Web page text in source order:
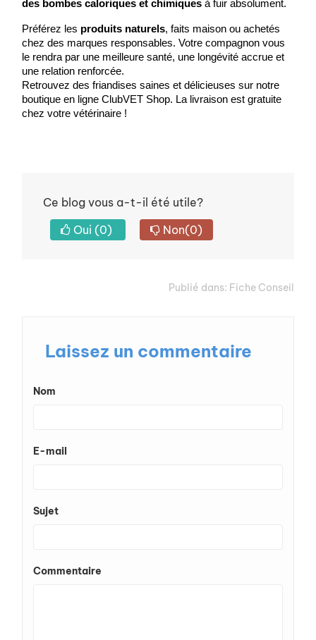
des bombes caloriques et chimiques à fuir absolument.
Préférez les produits naturels, faits maison ou achetés
chez des marques responsables. Votre compagnon vous
le rendra par une meilleure santé, une longévité accrue et
une relation renforcée.
Retrouvez des friandises saines et délicieuses sur notre
boutique en ligne ClubVET Shop. La livraison est gratuite
chez votre vétérinaire !
Ce blog vous a-t-il été utile?
Oui (0) Non(0)
Publié dans: Fiche Conseil
Laissez un commentaire
Nom
E-mail
Sujet
Commentaire